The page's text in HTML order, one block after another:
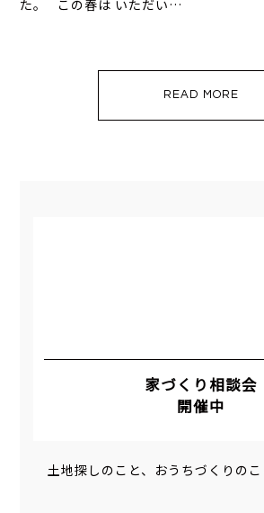
た。 この春は いただい…
READ MORE
家づくり相談会
開催中
土地探しのこと、おうちづくりの